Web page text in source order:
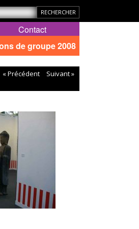
de groupe 2008
Contact
« Précédent Suivant »